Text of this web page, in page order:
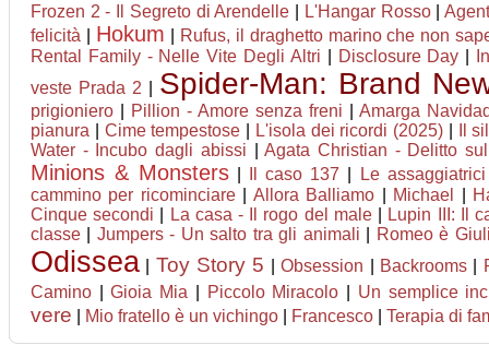
Frozen 2 - Il Segreto di Arendelle L'Hangar Rosso|
felicità
Hokum
Rufus, il draghetto marino che non
Rental Family - Nelle Vite Degli Altri
Disclosure Day
veste Prada 2
Spider-Man: Brand
prigioniero Pillion - Amore senza freni
Amarga
pianura
Cime tempestose L'isola dei ricordi (2025)
Il
Water - Incubo dagli abissi |Agata Christian - Delitto
Minions & Monsters Il caso 137 Le assaggiatrici
cammino per ricominciare| Allora Balliamo Michael
Cinque secondi
La casa - Il rogo del male|
Lupin III: Il
classe
Jumpers - Un salto tra gli animali Romeo è
Odissea Toy Story 5 |Obsession Backrooms|
Camino |Gioia Mia Piccolo Miracolo Un semplice
vere Mio fratello è un vichingo Francesco Terapia di